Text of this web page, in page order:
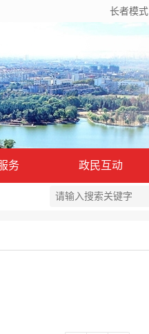
长者模式
务 政民互动